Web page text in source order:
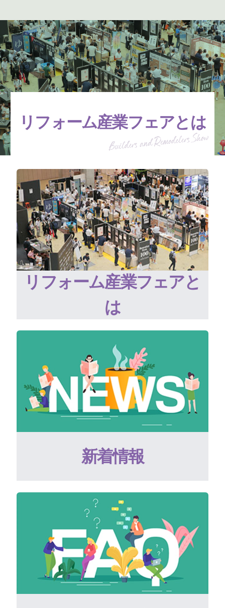
リフォーム産業フェアとは
リフォーム産業フェアと
は
新着情報